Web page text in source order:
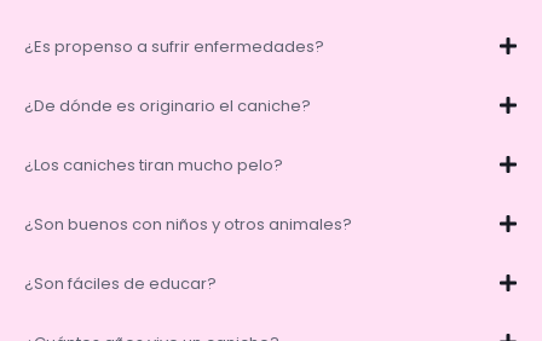
¿Es propenso a sufrir enfermedades?
¿De dónde es originario el caniche?
¿Los caniches tiran mucho pelo?
¿Son buenos con niños y otros animales?
¿Son fáciles de educar?